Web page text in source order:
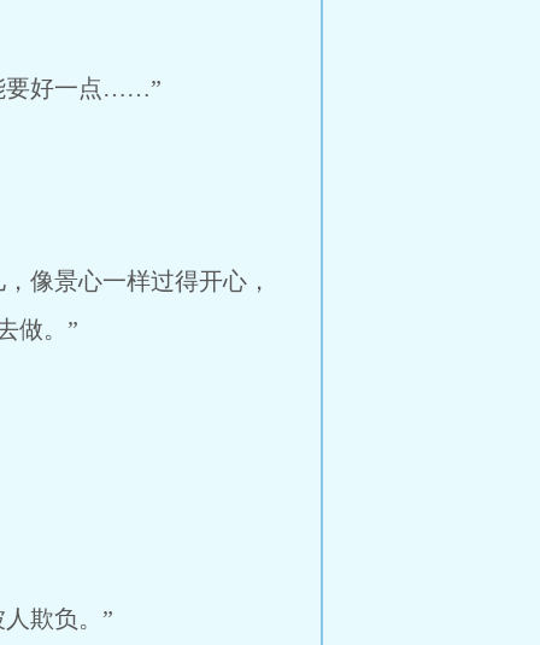
要好一点……”
像景心一样过得开心，
做。”
欺负。”